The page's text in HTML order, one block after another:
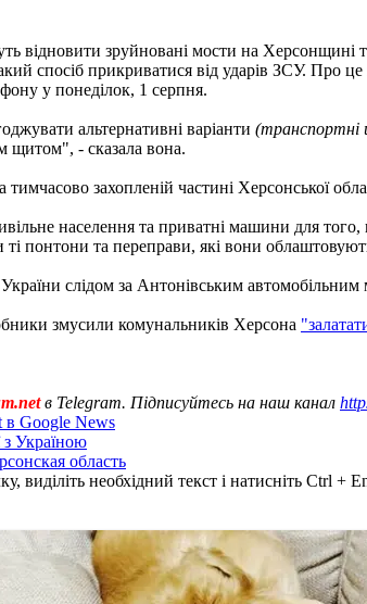
відновити зруйновані мости на
спосіб прикриватися від ударів ЗСУ. Про
у понеділок, 1 серпня.
альтернативні варіанти (транспортні
щитом", - сказала вона.
тимчасово захопленій частині Херсонської
населення та приватні машини для
ті понтони та переправи, які вони
слідом за Антонівським автомобільним
змусили комунальників Херсона
в Telegram. Підписуйтесь на наш канал
в Google News
з Україною
область
виділіть необхідний текст і натисніть Ctrl +